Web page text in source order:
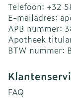
Telefoon: +32
E-mailadres:
APB nummer:
Apotheek
BTW nummer:
FAQ